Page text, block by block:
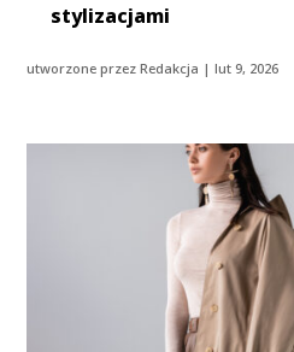
stylizacjami
utworzone przezRedakcja |lut 9, 2026